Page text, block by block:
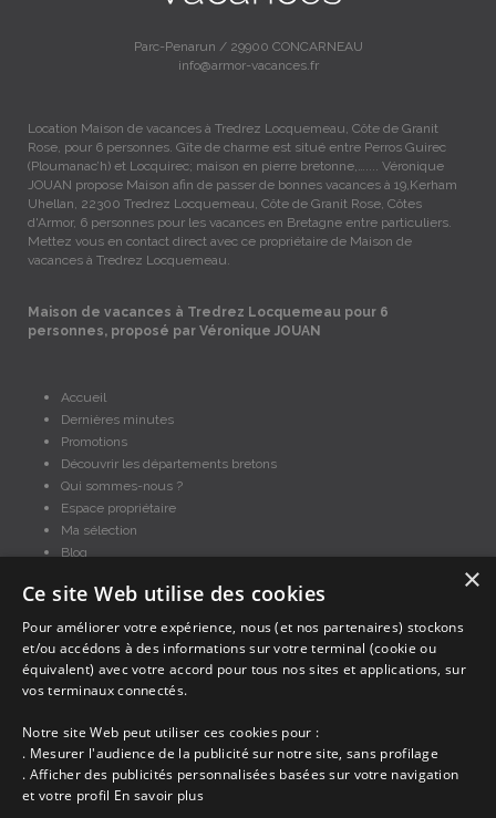
Parc-Penarun / 29900 CONCARNEAU
info@armor-vacances.fr
Location Maison de vacances à Tredrez Locquemeau, Côte de Granit
Rose, pour 6 personnes. Gîte de charme est situé entre Perros Guirec
(Ploumanac’h) et Locquirec; maison en pierre bretonne,….... Véronique
JOUAN propose Maison afin de passer de bonnes vacances à 19,Kerham
Uhellan, 22300 Tredrez Locquemeau, Côte de Granit Rose, Côtes
d'Armor, 6 personnes pour les vacances en Bretagne entre particuliers.
Mettez vous en contact direct avec ce propriétaire de Maison de
vacances à Tredrez Locquemeau.
Maison de vacances à Tredrez Locquemeau pour 6
personnes, proposé par Véronique JOUAN
Accueil
Dernières minutes
Promotions
Découvrir les départements bretons
Qui sommes-nous ?
Espace propriétaire
Ma sélection
Blog
Mentions légales
En partenariat avec Clévacances des Côtes d'Armor et du Finistère,
Clévacances est un label national de référence, réglementé par une charte
et grille de critères nationales pour certifier la qualité des hébergements
×
Ce site Web utilise des cookies
Pour améliorer votre expérience, nous (et nos partenaires) stockons
et/ou accédons à des informations sur votre terminal (cookie ou
équivalent) avec votre accord pour tous nos sites et applications, sur
vos terminaux connectés.
Notre site Web peut utiliser ces cookies pour :
. Mesurer l'audience de la publicité sur notre site, sans profilage
. Afficher des publicités personnalisées basées sur votre navigation
et votre profil En savoir plus